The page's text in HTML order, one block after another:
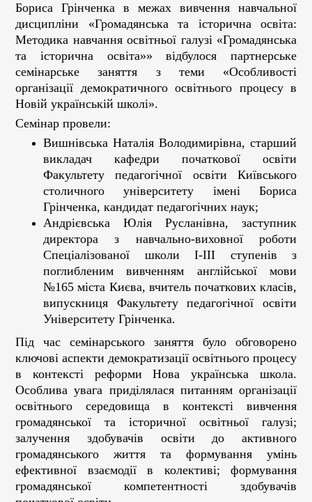
Бориса Грінченка в межах вивчення навчальної
дисципліни «Громадянська та історична освіта:
Методика навчання освітньої галузі «Громадянська
та історична освіта»» відбулося партнерське
семінарське заняття з теми «Особливості
організації демократичного освітнього процесу в
Новій українській школі».
Семінар провели:
Вишнівська Наталія Володимирівна, старший
викладач кафедри початкової освіти
Факультету педагогічної освіти Київського
столичного університету імені Бориса
Грінченка, кандидат педагогічних наук;
Андрієвська Юлія Русланівна, заступник
директора з навчально-виховної роботи
Спеціалізованої школи І-ІІІ ступенів з
поглибленим вивченням англійської мови
№165 міста Києва, вчитель початкових класів,
випускниця Факультету педагогічної освіти
Університету Грінченка.
Під час семінарського заняття було обговорено
ключові аспекти демократизації освітнього процесу
в контексті реформи Нова українська школа.
Особлива увага приділялася питанням організації
освітнього середовища в контексті вивчення
громадянської та історичної освітньої галузі;
залучення здобувачів освіти до активного
громадянського життя та формування умінь
ефективної взаємодії в колективі; формування
громадянської компетентності здобувачів